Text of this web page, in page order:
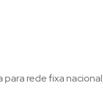
para rede fixa